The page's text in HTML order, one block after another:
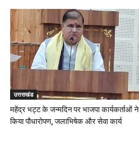
उत्तराखंड
महेंद्र भट्ट के जन्मदिन पर भाजपा कार्यकर्ताओं ने
किया पौधारोपण, जलाभिषेक और सेवा कार्य